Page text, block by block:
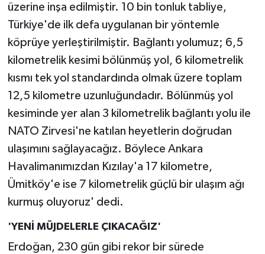
üzerine inşa edilmiştir. 10 bin tonluk tabliye,
Türkiye'de ilk defa uygulanan bir yöntemle
köprüye yerleştirilmiştir. Bağlantı yolumuz; 6,5
kilometrelik kesimi bölünmüş yol, 6 kilometrelik
kısmı tek yol standardında olmak üzere toplam
12,5 kilometre uzunluğundadır. Bölünmüş yol
kesiminde yer alan 3 kilometrelik bağlantı yolu ile
NATO Zirvesi'ne katılan heyetlerin doğrudan
ulaşımını sağlayacağız. Böylece Ankara
Havalimanımızdan Kızılay'a 17 kilometre,
Ümitköy'e ise 7 kilometrelik güçlü bir ulaşım ağı
kurmuş oluyoruz' dedi.
'YENİ MÜJDELERLE ÇIKACAĞIZ'
Erdoğan, 230 gün gibi rekor bir sürede